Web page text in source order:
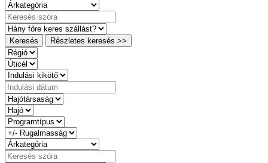
Keresés Részletes keresés >>